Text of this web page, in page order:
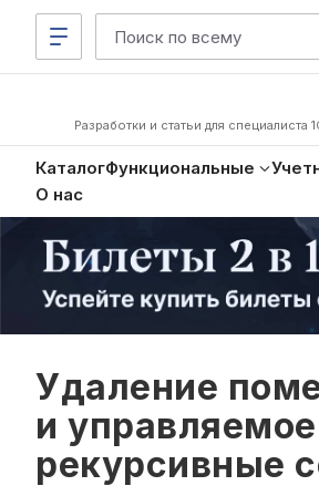
Разработки и статьи для специалиста
КаталогФункциональные
О нас
Удаление
и
рекурсивные